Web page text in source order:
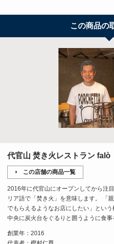
この商品の
代官山 焚き火レストラン falò
この店舗の商品一覧
2016年に代官山にオープンしてから注
リア語で「焚き火」を意味します。 「
でもらえるようなお店にしたい」とい
中央に炭火台をぐるりと囲うように食事
創業年：2016